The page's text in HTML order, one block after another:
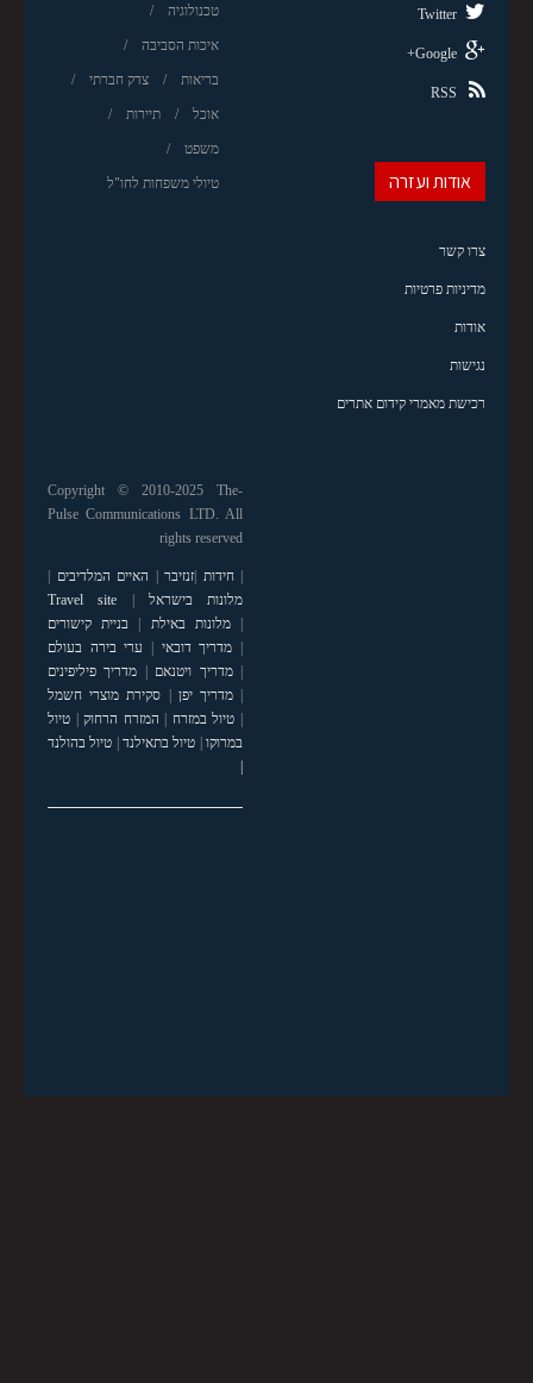
טכנולוגיה
איכות הסביבה
בריאות צדק חברתי
אוכל תיירות
משפט
טיולי משפחות לחו"ל
Twitter
Google+
RSS
אודות ועזרה
צרו קשר
מדיניות פרטיות
אודות
נגישות
רכישת מאמרי קידום אתרים
Copyright © 2010-2025 The-
Pulse Communications LTD. All
rights reserved
|חידות |זנזיבר | האיים המלדיבים |
מלונות בישראל |
Travel site
|מלונות באילת | בניית קישורים
| מדריך דובאי | ערי בירה בעולם
|מדריך ויטנאם | מדריך פיליפינים
|מדריך יפן | סקירת מוצרי חשמל
| טיול במזרח | המזרח הרחוק| טיול
במרוקו| טיול בתאילנד| טיול בהולנד
|